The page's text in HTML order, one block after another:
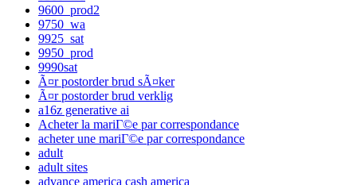
9600_prod2
9750_wa
9925_sat
9950_prod
9990sat
Ã¤r postorder brud sÃ¤ker
Ã¤r postorder brud verklig
a16z generative ai
Acheter la mariГ©e par correspondance
acheter une mariГ©e par correspondance
adult
adult sites
advance america cash america